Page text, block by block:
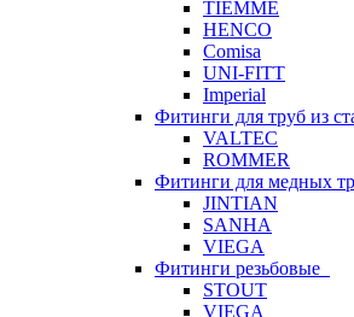
TIEMME
HENCO
Comisa
UNI-FITT
Imperial
Фитинги для труб из
VALTEC
ROMMER
Фитинги для медных
JINTIAN
SANHA
VIEGA
Фитинги резьбовые
STOUT
VIEGA